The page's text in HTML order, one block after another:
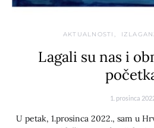
AKTUALNOSTI
Lagali su nas i
1. prosinca
U petak, 1.prosinca 2022., sam u